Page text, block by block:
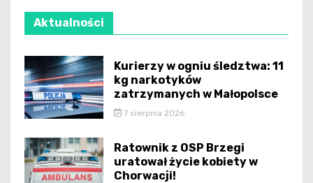
Aktualności
Kurierzy w ogniu śledztwa: 11
kg narkotyków
zatrzymanych w Małopolsce
7 sierpnia 2026
Ratownik z OSP Brzegi
uratował życie kobiety w
Chorwacji!